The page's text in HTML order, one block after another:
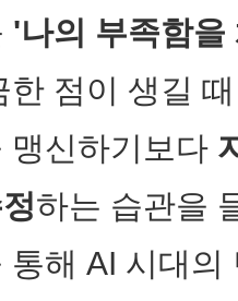
'나의 부족함을
한 점이 생길
맹신하기보다
하는 습관을
통해 AI 시대